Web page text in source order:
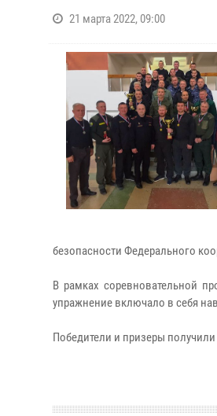
21 марта 2022, 09:00
безопасности Федерального
В рамках соревновательной
упражнение включало в себя
Победители и призеры